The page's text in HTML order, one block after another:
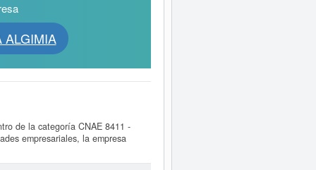
ALGIMIA
de la categoría CNAE 8411 -
empresariales, la empresa
consultar a qué subvenciones